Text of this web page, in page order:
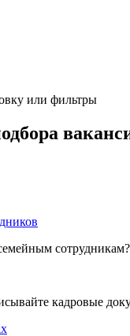
или фильтры
сотрудникам?
кадровые